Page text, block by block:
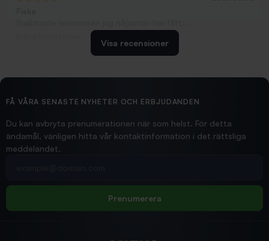
2026/02/19
Hittade exakt vad jag behövde. Snabb och bra...
Visa recensioner
FÅ VÅRA SENASTE NYHETER OCH ERBJUDANDEN
Du kan avbryta prenumerationen när som helst. För detta
ändamål, vänligen hitta vår kontaktinformation i det rättsliga
meddelandet.
Prenumerera